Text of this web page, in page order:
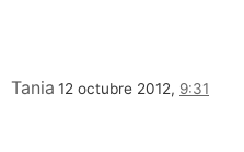
Tania 12 octubre 2012, 9:31